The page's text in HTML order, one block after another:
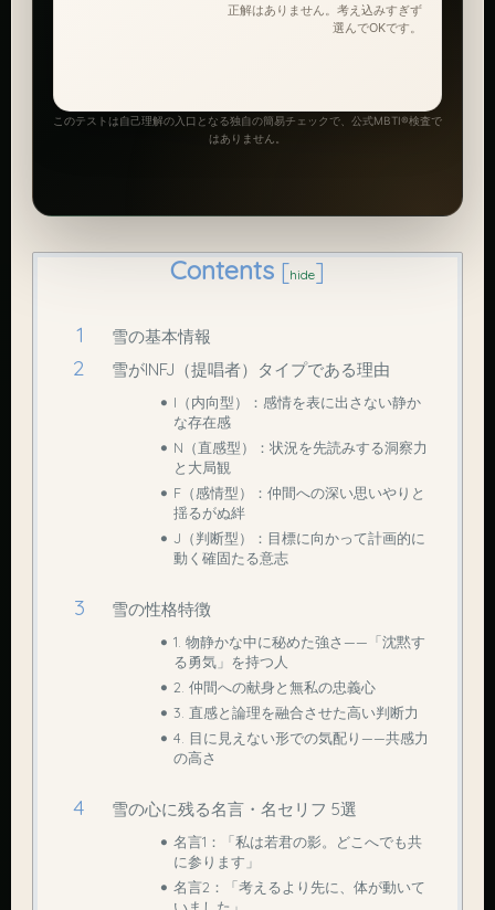
正解はありません。考え込みすぎず
選んでOKです。
このテストは自己理解の入口となる独自の簡易チェックで、公式MBTI®検査で
はありません。
Contents [hide]
雪の基本情報
雪がINFJ（提唱者）タイプである理由
I（内向型）：感情を表に出さない静か
な存在感
N（直感型）：状況を先読みする洞察力
と大局観
F（感情型）：仲間への深い思いやりと
揺るがぬ絆
J（判断型）：目標に向かって計画的に
動く確固たる意志
雪の性格特徴
1. 物静かな中に秘めた強さ——「沈黙す
る勇気」を持つ人
2. 仲間への献身と無私の忠義心
3. 直感と論理を融合させた高い判断力
4. 目に見えない形での気配り——共感力
の高さ
雪の心に残る名言・名セリフ 5選
名言1：「私は若君の影。どこへでも共
に参ります」
名言2：「考えるより先に、体が動いて
いました」